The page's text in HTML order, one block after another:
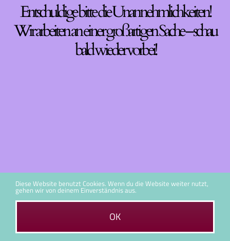
Entschuldige bitte die Unannehmlichkeiten!
Wir arbeiten an einer großartigen Sache – schau
bald wieder vorbei!
Diese Website benutzt Cookies. Wenn du die Website weiter nutzt,
gehen wir von deinem Einverständnis aus.
OK